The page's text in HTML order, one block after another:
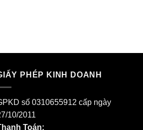
PHÉP KINH DOANH
số 0310655912 cấp ngày
10/2011
Toán: